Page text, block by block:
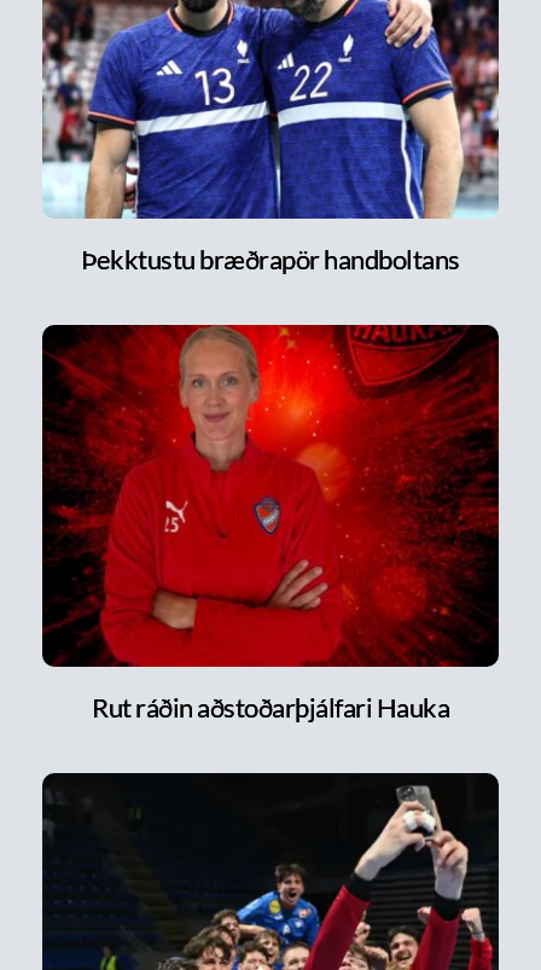
Þekktustu bræðrapör handboltans
Rut ráðin aðstoðarþjálfari Hauka